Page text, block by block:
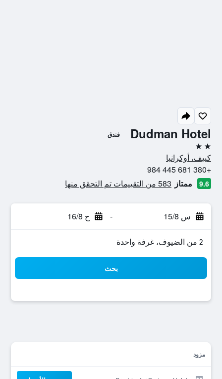
Dudman Hotel فندق
2 نجمتين
كييف، أوكرانيا
+380 681 445 984
9.6 ممتاز 583 من التقييمات تم التحقق منها
س 15/8 - ح 16/8
2 من الضيوف، غرفة واحدة
بحث
مزود